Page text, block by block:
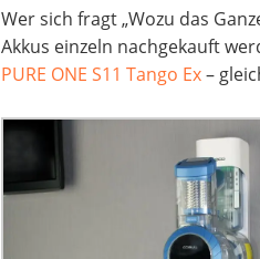
Wer sich fragt „Wozu das
Akkus einzeln nachgekauft
PURE ONE S11 Tango Ex–